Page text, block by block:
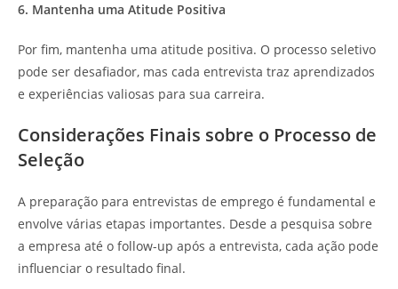
6. Mantenha uma Atitude Positiva
Por fim, mantenha uma atitude positiva. O processo seletivo
pode ser desafiador, mas cada entrevista traz aprendizados
e experiências valiosas para sua carreira.
Considerações Finais sobre o Processo de
Seleção
A preparação para entrevistas de emprego é fundamental e
envolve várias etapas importantes. Desde a pesquisa sobre
a empresa até o follow-up após a entrevista, cada ação pode
influenciar o resultado final.